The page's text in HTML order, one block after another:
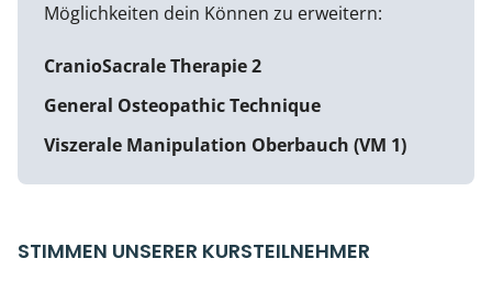
Möglichkeiten dein Können zu erweitern:
CranioSacrale Therapie 2
General Osteopathic Technique
Viszerale Manipulation Oberbauch (VM 1)
STIMMEN UNSERER KURSTEILNEHMER